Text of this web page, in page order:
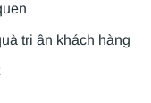
tri ân khách hàng